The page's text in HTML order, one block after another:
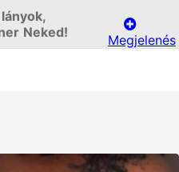
Neked!
Megjelenés